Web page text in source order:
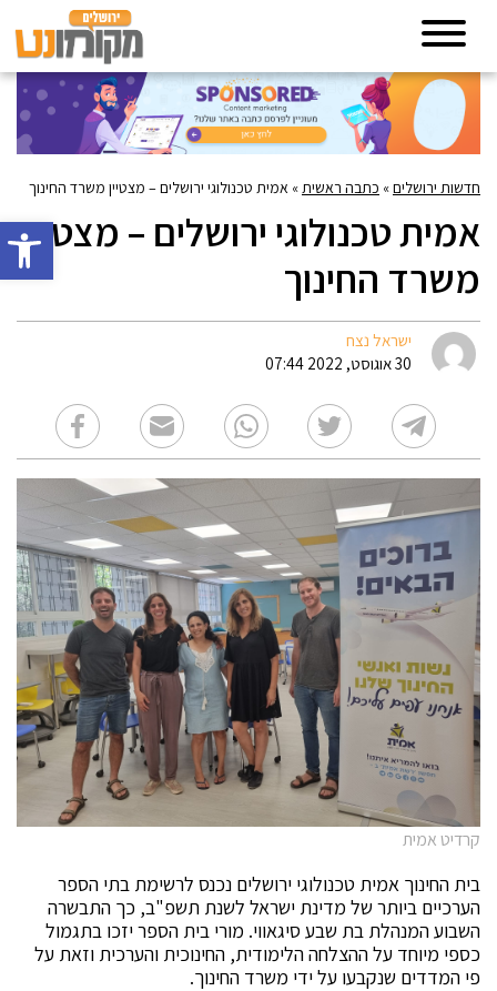
פתח
חדשות ירושלים» כתבה ראשית» אמית טכנולוגי ירושלים – מצטיין משרד החינוך
אמית טכנולוגי ירושלים – מצטיין
משרד החינוך
ישראל נצח
30 אוגוסט, 2022 07:44
קרדיט אמית
בית החינוך אמית טכנולוגי ירושלים נכנס לרשימת בתי הספר
הערכיים ביותר של מדינת ישראל לשנת תשפ"ב, כך התבשרה
השבוע המנהלת בת שבע סיגאווי. מורי בית הספר יזכו בתגמול
כספי מיוחד על ההצלחה הלימודית, החינוכית והערכית וזאת על
פי המדדים שנקבעו על ידי משרד החינוך.